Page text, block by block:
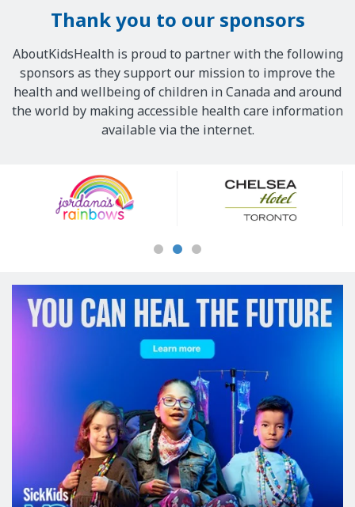
Thank you to our sponsors
AboutKidsHealth is proud to partner with the following
sponsors as they support our mission to improve the
health and wellbeing of children in Canada and around
the world by making accessible health care information
available via the internet.
Sponsors